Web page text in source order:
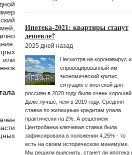
или
Ипотека-2021: квартиры станут
дешевле?
2025 дней назад
Несмотря на коронавирус и
спровоцированный им
экономический кризис,
ситуация с ипотекой для
россиян в 2020 году была очень хорошей.
Даже лучше, чем в 2019 году. Средняя
ставка по жилищным кредитам упала
практически на 2%. А решением
Центробанка ключевая ставка была
зафиксирована в положении 4,25% - то
есть на своем историческом минимуме.
Мы решили выяснить, станет ли ипотека